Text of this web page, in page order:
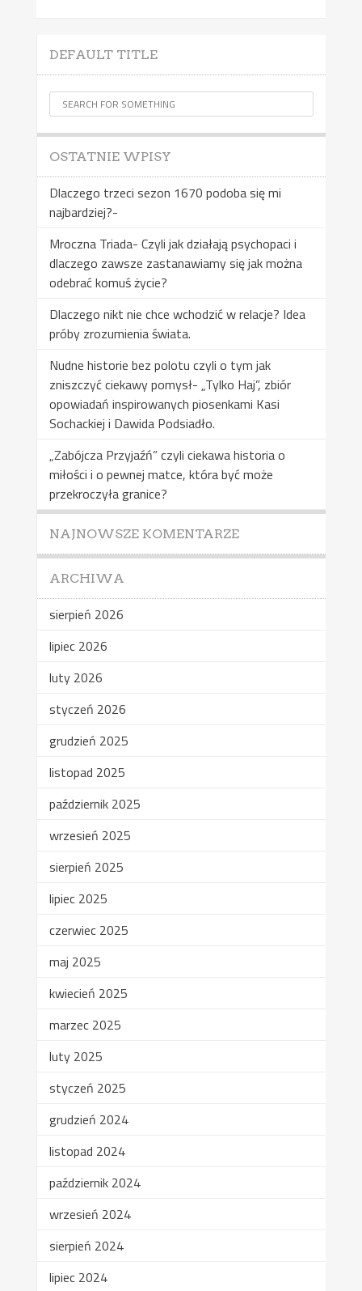
DEFAULT TITLE
OSTATNIE WPISY
Dlaczego trzeci sezon 1670 podoba się mi
najbardziej?-
Mroczna Triada- Czyli jak działają psychopaci i
dlaczego zawsze zastanawiamy się jak można
odebrać komuś życie?
Dlaczego nikt nie chce wchodzić w relacje? Idea
próby zrozumienia świata.
Nudne historie bez polotu czyli o tym jak
zniszczyć ciekawy pomysł- „Tylko Haj”, zbiór
opowiadań inspirowanych piosenkami Kasi
Sochackiej i Dawida Podsiadło.
„Zabójcza Przyjaźń” czyli ciekawa historia o
miłości i o pewnej matce, która być może
przekroczyła granice?
NAJNOWSZE KOMENTARZE
ARCHIWA
sierpień 2026
lipiec 2026
luty 2026
styczeń 2026
grudzień 2025
listopad 2025
październik 2025
wrzesień 2025
sierpień 2025
lipiec 2025
czerwiec 2025
maj 2025
kwiecień 2025
marzec 2025
luty 2025
styczeń 2025
grudzień 2024
listopad 2024
październik 2024
wrzesień 2024
sierpień 2024
lipiec 2024